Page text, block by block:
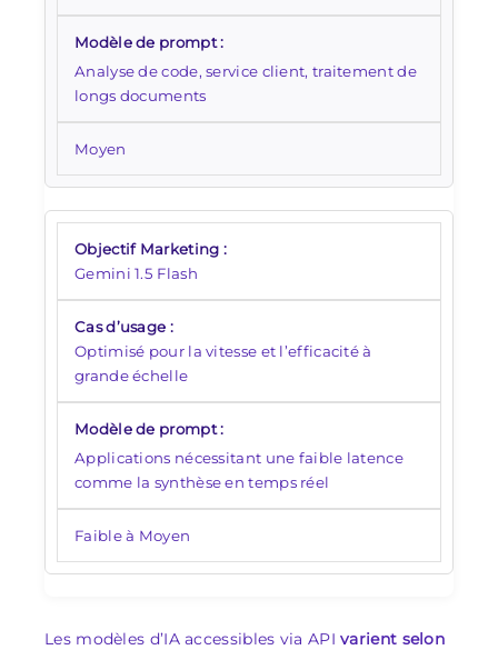
Analyse de code, service client, traitement de
longs documents
Moyen
Gemini 1.5 Flash
Optimisé pour la vitesse et l’efficacité à
grande échelle
Applications nécessitant une faible latence
comme la synthèse en temps réel
Faible à Moyen
Les modèles d’IA accessibles via APIvarient selon